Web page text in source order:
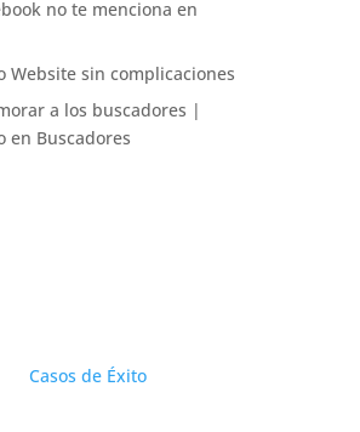
no te menciona en
Website sin complicaciones
a los buscadores |
en Buscadores
Casos de Éxito